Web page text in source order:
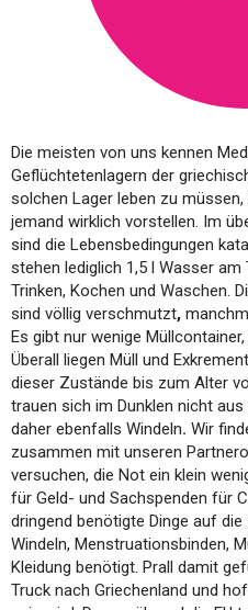
Die meisten von uns kennen
Geflüchtetenlagern der
solchen Lager leben zu
jemand wirklich vorstellen. Im
sind die Lebensbedingungen
stehen lediglich 1,5 l Wasser
Trinken, Kochen und Waschen.
sind völlig verschmutzt,
Es gibt nur wenige
Überall liegen Müll und
dieser Zustände bis zum Alter
trauen sich im Dunklen nicht
daher ebenfalls Windeln. Wir
zusammen mit unseren
versuchen, die Not ein klein
für Geld- und Sachspenden für
dringend benötigte Dinge auf
Windeln, Menstruationsbinden,
Kleidung benötigt. Prall damit
Truck nach Griechenland und